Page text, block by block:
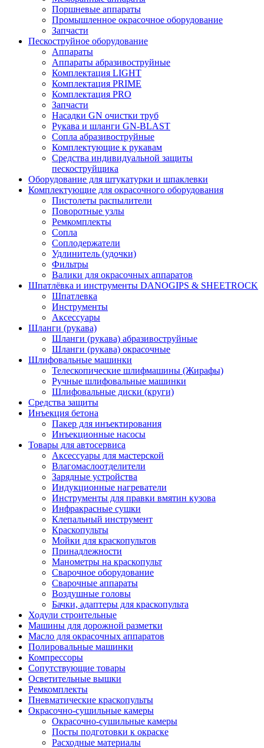
Поршневые аппараты
Промышленное окрасочное оборудование
Запчасти
Пескоструйное оборудование
Аппараты
Аппараты абразивоструйные
Комплектация LIGHT
Комплектация PRIME
Комплектация PRO
Запчасти
Насадки GN очистки труб
Рукава и шланги GN-BLAST
Сопла абразивоструйные
Комплектующие к рукавам
Средства индивидуальной защиты
пескоструйщика
Оборудование для штукатурки и шпаклевки
Комплектующие для окрасочного оборудования
Пистолеты распылители
Поворотные узлы
Ремкомплекты
Сопла
Соплодержатели
Удлинитель (удочки)
Фильтры
Валики для окрасочных аппаратов
Шпатлёвка и инструменты DANOGIPS & SHEETROCK
Шпатлевка
Инструменты
Аксессуары
Шланги (рукава)
Шланги (рукава) абразивоструйные
Шланги (рукава) окрасочные
Шлифовальные машинки
Телескопические шлифмашины (Жирафы)
Ручные шлифовальные машинки
Шлифовальные диски (круги)
Средства защиты
Инъекция бетона
Пакер для инъектирования
Инъекционные насосы
Товары для автосервиса
Аксессуары для мастерской
Влагомаслоотделители
Зарядные устройства
Индукционные нагреватели
Инструменты для правки вмятин кузова
Инфракрасные сушки
Клепальный инструмент
Краскопульты
Мойки для краскопультов
Принадлежности
Манометры на краскопульт
Сварочное оборудование
Сварочные аппараты
Воздушные головы
Бачки, адаптеры для краскопульта
Ходули строительные
Машины для дорожной разметки
Масло для окрасочных аппаратов
Полировальные машинки
Компрессоры
Сопутствующие товары
Осветительные вышки
Ремкомплекты
Пневматические краскопульты
Окрасочно-сушильные камеры
Окрасочно-сушильные камеры
Посты подготовки к окраске
Расходные материалы